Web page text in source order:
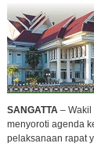
SANGATTA – Wakil
menyoroti agenda
pelaksanaan rapat